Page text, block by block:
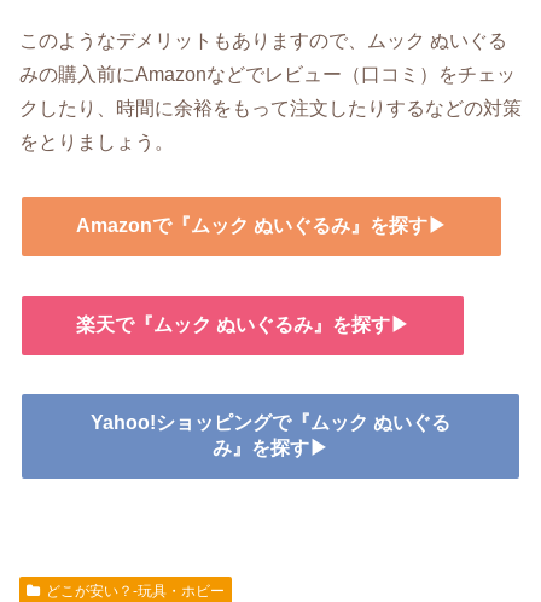
このようなデメリットもありますので、ムック ぬいぐる
みの購入前にAmazonなどでレビュー（口コミ）をチェッ
クしたり、時間に余裕をもって注文したりするなどの対策
をとりましょう。
Amazonで『ムック ぬいぐるみ』を探す▶
楽天で『ムック ぬいぐるみ』を探す▶
Yahoo!ショッピングで『ムック ぬいぐる
み』を探す▶
どこが安い？-玩具・ホビー